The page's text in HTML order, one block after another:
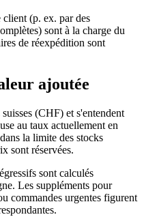
client (p. ex. par des
sont à la charge du
de réexpédition sont
ajoutée
(CHF) et s'entendent
au taux actuellement en
la limite des stocks
sont réservées.
sont calculés
Les suppléments pour
commandes urgentes figurent